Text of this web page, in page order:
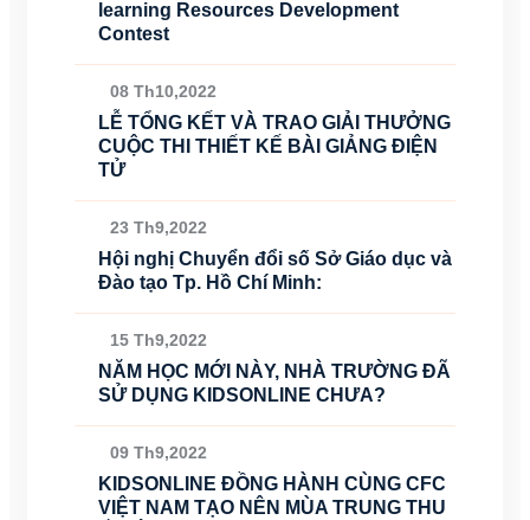
learning Resources Development
Contest
08 Th10,2022
LỄ TỔNG KẾT VÀ TRAO GIẢI THƯỞNG
CUỘC THI THIẾT KẾ BÀI GIẢNG ĐIỆN
TỬ
23 Th9,2022
Hội nghị Chuyển đổi số Sở Giáo dục và
Đào tạo Tp. Hồ Chí Minh:
15 Th9,2022
NĂM HỌC MỚI NÀY, NHÀ TRƯỜNG ĐÃ
SỬ DỤNG KIDSONLINE CHƯA?
09 Th9,2022
KIDSONLINE ĐỒNG HÀNH CÙNG CFC
VIỆT NAM TẠO NÊN MÙA TRUNG THU